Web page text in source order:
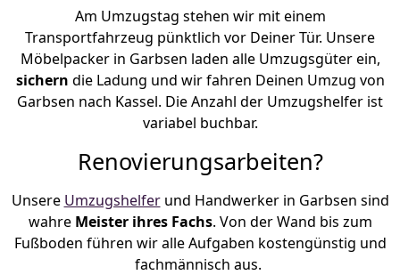
Am Umzugstag stehen wir mit einem
Transportfahrzeug pünktlich vor Deiner Tür. Unsere
Möbelpacker in Garbsen laden alle Umzugsgüter ein,
sichern die Ladung und wir fahren Deinen Umzug von
Garbsen nach Kassel. Die Anzahl der Umzugshelfer ist
variabel buchbar.
Renovierungsarbeiten?
Unsere Umzugshelferund Handwerker in Garbsen sind
wahre Meister ihres Fachs. Von der Wand bis zum
Fußboden führen wir alle Aufgaben kostengünstig und
fachmännisch aus.